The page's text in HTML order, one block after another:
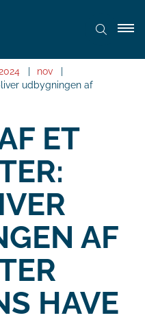
nov
udbygningen af
ET
AF
HAVE